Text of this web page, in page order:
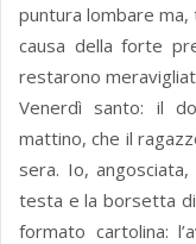
puntura lombare ma,
causa della forte
restarono
Venerdì santo: il
mattino, che il
sera. Io,
testa e la borsetta di
formato cartolina: